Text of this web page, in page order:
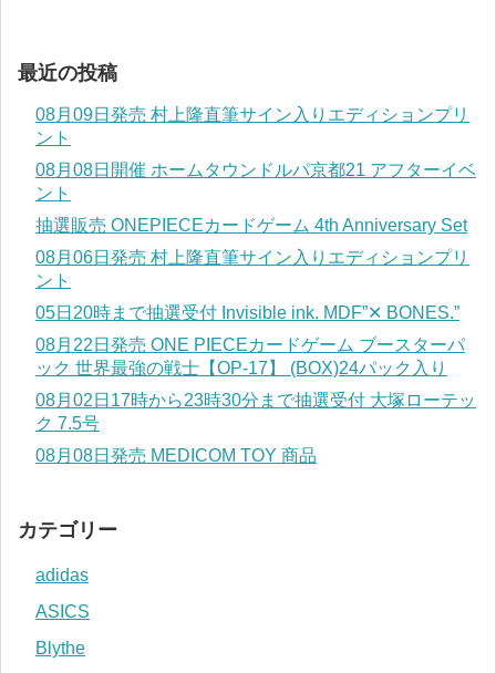
最近の投稿
08月09日発売 村上隆直筆サイン入りエディションプリ
ント
08月08日開催 ホームタウンドルパ京都21 アフターイベ
ント
抽選販売 ONEPIECEカードゲーム 4th Anniversary Set
08月06日発売 村上隆直筆サイン入りエディションプリ
ント
05日20時まで抽選受付 Invisible ink. MDF”✕ BONES.”
08月22日発売 ONE PIECEカードゲーム ブースターパ
ック 世界最強の戦士【OP-17】 (BOX)24パック入り
08月02日17時から23時30分まで抽選受付 大塚ローテッ
ク 7.5号
08月08日発売 MEDICOM TOY 商品
カテゴリー
adidas
ASICS
Blythe